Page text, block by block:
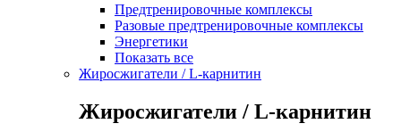
Предтренировочные комплексы
Разовые предтренировочные комплексы
Энергетики
Показать все
Жиросжигатели / L-карнитин
Жиросжигатели / L-карнитин